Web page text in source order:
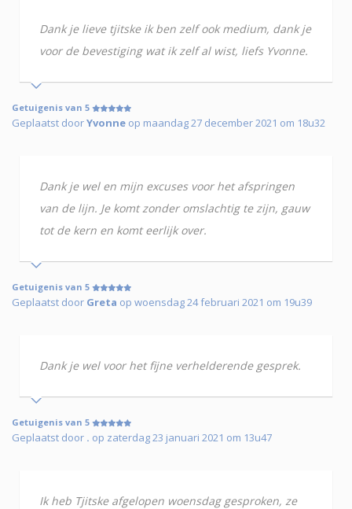
Dank je lieve tjitske ik ben zelf ook medium, dank je
voor de bevestiging wat ik zelf al wist, liefs Yvonne.
Getuigenis van 5
Geplaatst doorYvonne op maandag 27 december 2021 om 18u32
Dank je wel en mijn excuses voor het afspringen
van de lijn. Je komt zonder omslachtig te zijn, gauw
tot de kern en komt eerlijk over.
Getuigenis van 5
Geplaatst door Greta op woensdag 24 februari 2021 om 19u39
Dank je wel voor het fijne verhelderende gesprek.
Getuigenis van 5
Geplaatst door . op zaterdag 23 januari 2021 om 13u47
Ik heb Tjitske afgelopen woensdag gesproken, ze